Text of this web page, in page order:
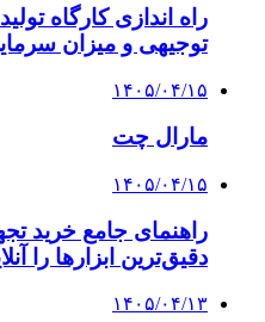
راه اندازی کارگاه
توجیهی و میزان
۱۴۰۵/۰۴/۱۵
مارال چت
۱۴۰۵/۰۴/۱۵
راهنمای جامع خرید
دقیق‌ترین ابزارها را
۱۴۰۵/۰۴/۱۳